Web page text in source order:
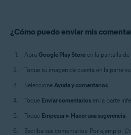
¿Cómo puedo enviar mis
Abra Google Play Store en la pantalla
Toque su imagen de cuenta en la parte
Seleccione Ayuda y comentarios.
Toque Enviar comentarios en la parte
Toque Empezar ▸ Hacer una sugerencia.
Escriba sus comentarios. Por ejemplo: